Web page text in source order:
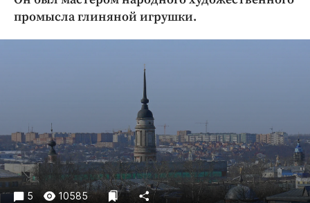
Криминал
Праздники
Происшествия
Спорт
Экономика и бизнес
промысла глиняной игрушки.
5 10585